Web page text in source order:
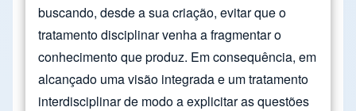
buscando, desde a sua criação, evitar que o
tratamento disciplinar venha a fragmentar o
conhecimento que produz. Em consequência, em
alcançado uma visão integrada e um tratamento
interdisciplinar de modo a explicitar as questões